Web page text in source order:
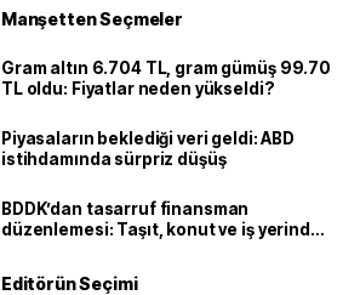
Manşetten Seçmeler
Gram altın 6.704 TL, gram gümüş 99.70
TL oldu: Fiyatlar neden yükseldi?
Piyasaların beklediği veri geldi: ABD
istihdamında sürpriz düşüş
BDDK’dan tasarruf finansman
düzenlemesi: Taşıt, konut ve iş yerinde
Editörün Seçimi